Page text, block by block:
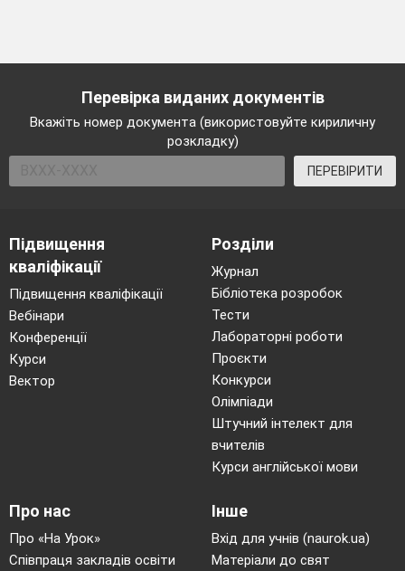
Перевірка виданих документів
Вкажіть номер документа (використовуйте кириличну
розкладку)
ПЕРЕВІРИТИ
Підвищення
кваліфікації
Підвищення кваліфікації
Вебінари
Конференції
Курси
Вектор
Розділи
Журнал
Бібліотека розробок
Тести
Лабораторні роботи
Проєкти
Конкурси
Олімпіади
Штучний інтелект для
вчителів
Курси англійської мови
Про нас
Про «На Урок»
Співпраця закладів освіти
Інше
Вхід для учнів (naurok.ua)
Матеріали до свят